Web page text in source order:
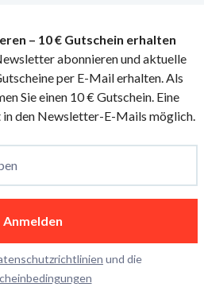
– 10 € Gutschein erhalten
abonnieren und aktuelle
per E-Mail erhalten. Als
Sie einen 10 € Gutschein. Eine
den Newsletter-E-Mails möglich.
Anmelden
und die